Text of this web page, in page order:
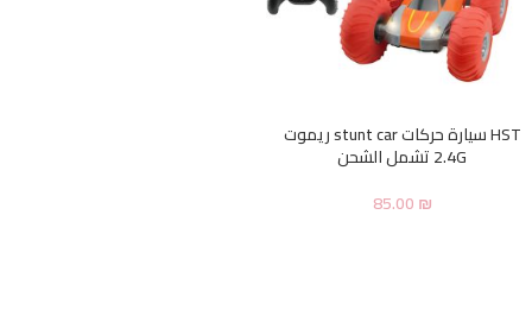
HST سيارة حركات stunt car ريموت
2.4G تشمل الشحن
85.00₪